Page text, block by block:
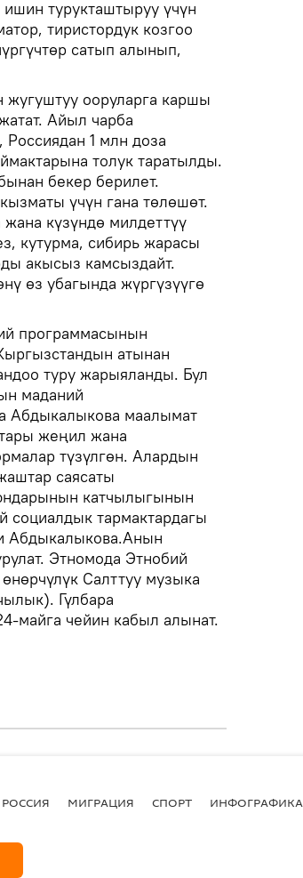
турукташтыруу үчүн
тиристордук козгоо
сатып алынып,
ооруларга каршы
Айыл чарба
1 млн доза
толук таратылды.
бекер берилет.
үчүн гана төлөшөт.
күзүндө милдеттүү
кутурма, сибирь жарасы
акысыз камсыздайт.
өз убагында жүргүзүүгө
программасынын
атынан
туру жарыяланды. Бул
маданий
Абдыкалыкова маалымат
жеңил жана
түзүлгөн. Алардын
саясаты
катчылыгынын
социалдык тармактардагы
Абдыкалыкова.Анын
Этномода Этнобий
Салттуу музыка
Гүлбара
майга чейин кабыл алынат.
РОССИЯ МИГРАЦИЯ СПОРТ ИНФОГРАФИКА